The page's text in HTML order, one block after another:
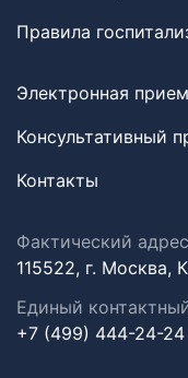
Правила
Электронная
Консультативный
Контакты
Фактический
115522, г. Москва,
Единый
+7 (499) 444-24-24